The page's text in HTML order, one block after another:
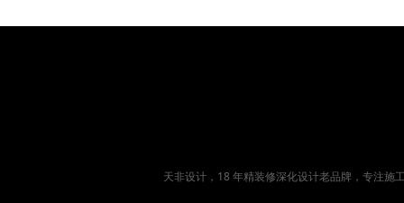
天非设计，18 年精装修深化设计老品牌，专注施